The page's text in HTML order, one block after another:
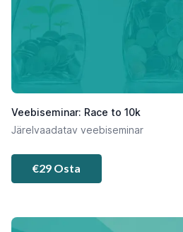
Veebiseminar: Race to 10k
Järelvaadatav veebiseminar
€29 Osta